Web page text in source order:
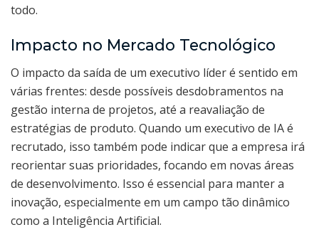
todo.
Impacto no Mercado Tecnológico
O impacto da saída de um executivo líder é sentido em
várias frentes: desde possíveis desdobramentos na
gestão interna de projetos, até a reavaliação de
estratégias de produto. Quando um executivo de IA é
recrutado, isso também pode indicar que a empresa irá
reorientar suas prioridades, focando em novas áreas
de desenvolvimento. Isso é essencial para manter a
inovação, especialmente em um campo tão dinâmico
como a Inteligência Artificial.